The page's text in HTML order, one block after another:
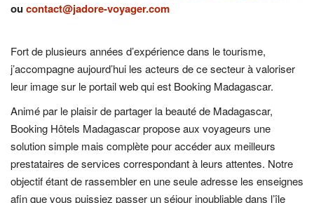
oucontact@jadore-voyager.com
Fort de plusieurs années d’expérience dans le tourisme,
j’accompagne aujourd’hui les acteurs de ce secteur à valoriser
leur image sur le portail web qui est Booking Madagascar.
Animé par le plaisir de partager la beauté de Madagascar,
Booking Hôtels Madagascar propose aux voyageurs une
solution simple mais complète pour accéder aux meilleurs
prestataires de services correspondant à leurs attentes. Notre
objectif étant de rassembler en une seule adresse les enseignes
afin que vous puissiez passer un séjour inoubliable dans l’île